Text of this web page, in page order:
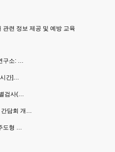
관련 정보 제공 및 예방 교육
구소: …
시간]…
검사(…
간담회 개…
도형 …